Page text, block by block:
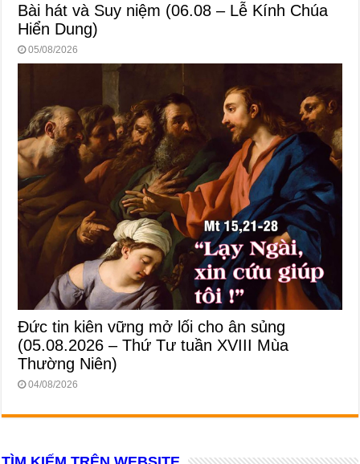
Bài hát và Suy niệm (06.08 – Lễ Kính Chúa
Hiển Dung)
05/08/2026
Đức tin kiên vững mở lối cho ân sủng
(05.08.2026 – Thứ Tư tuần XVIII Mùa
Thường Niên)
04/08/2026